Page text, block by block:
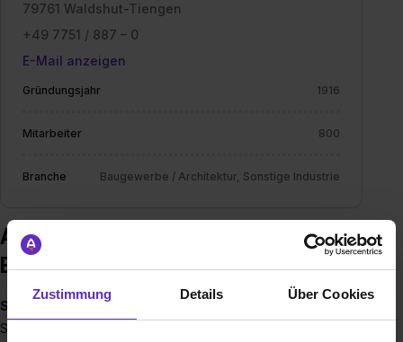
Zustimmung Details Über Cookies
79761 Waldshut-Tiengen
+49 7751 / 887 – 0
E-Mail anzeigen
Gründungsjahr 1916
Mitarbeiter 800
Branche Baugewerbe / Architektur, Sonstige Industrie
Ausbildung bei SCHLEITH GmbH
Baugesellschaft
SCHLEITH BAUT KARRIEREWEGE
SCHLEITH ist eine traditionsreiche Baugesellschaft mit einem